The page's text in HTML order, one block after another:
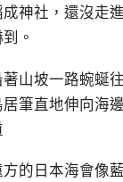
神社，還沒走
。
山坡一路蜿蜒
筆直地伸向海
的日本海會像